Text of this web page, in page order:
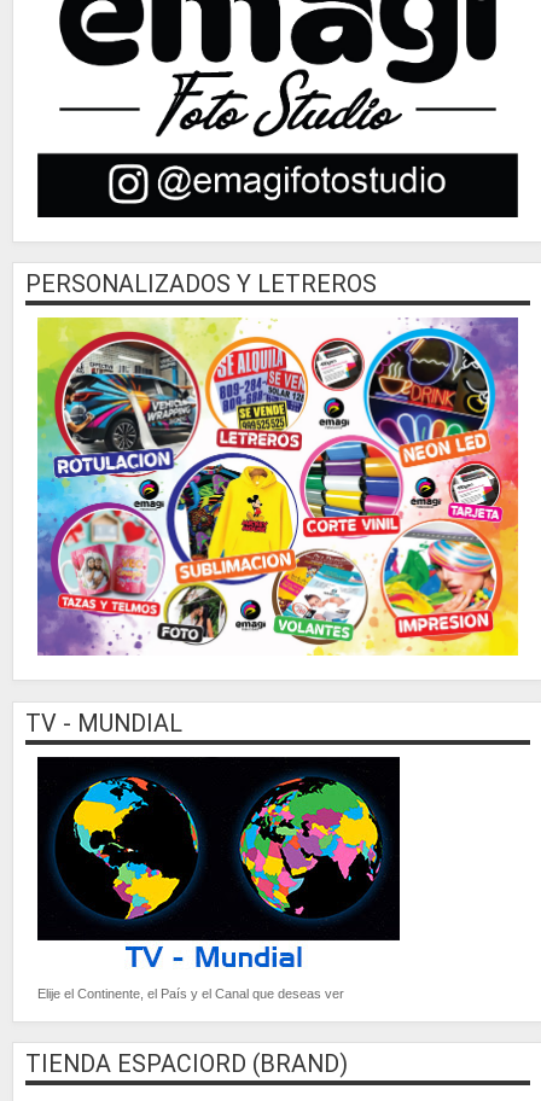
PERSONALIZADOS Y LETREROS
TV - MUNDIAL
Elije el Continente, el País y el Canal que deseas ver
TIENDA ESPACIORD (BRAND)